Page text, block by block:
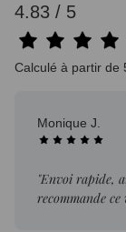
4.83 / 5
Calculé à partir de
Monique J.
"Envoi rapide,
recommande ce